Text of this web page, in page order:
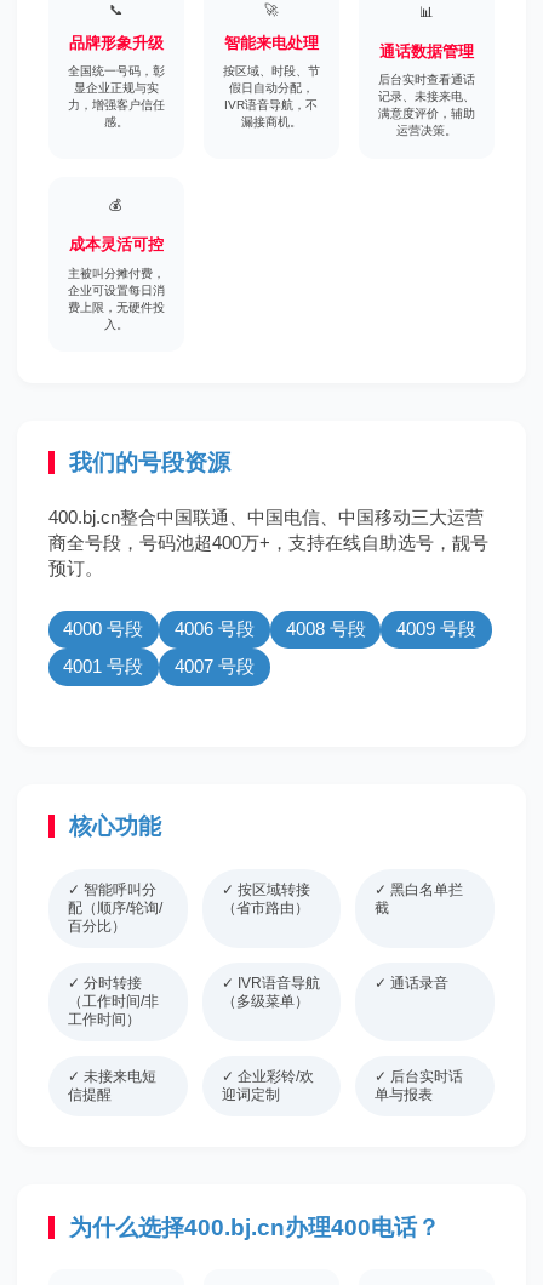
📞
品牌形象升级
全国统一号码，彰
显企业正规与实
力，增强客户信任
感。
🚀
智能来电处理
按区域、时段、节
假日自动分配，
IVR语音导航，不
漏接商机。
📊
通话数据管理
后台实时查看通话
记录、未接来电、
满意度评价，辅助
运营决策。
💰
成本灵活可控
主被叫分摊付费，
企业可设置每日消
费上限，无硬件投
入。
我们的号段资源
400.bj.cn整合中国联通、中国电信、中国移动三大运营
商全号段，号码池超400万+，支持在线自助选号，靓号
预订。
4000 号段 4006 号段 4008 号段
4009 号段
4001 号段
4007 号段
核心功能
✓ 智能呼叫分
配（顺序/轮询/
百分比）
✓ 按区域转接
（省市路由）
✓ 黑白名单拦
截
✓ 分时转接
（工作时间/非
工作时间）
✓ IVR语音导航
（多级菜单）
✓ 通话录音
✓ 未接来电短
信提醒
✓ 企业彩铃/欢
迎词定制
✓ 后台实时话
单与报表
为什么选择400.bj.cn办理400电话？